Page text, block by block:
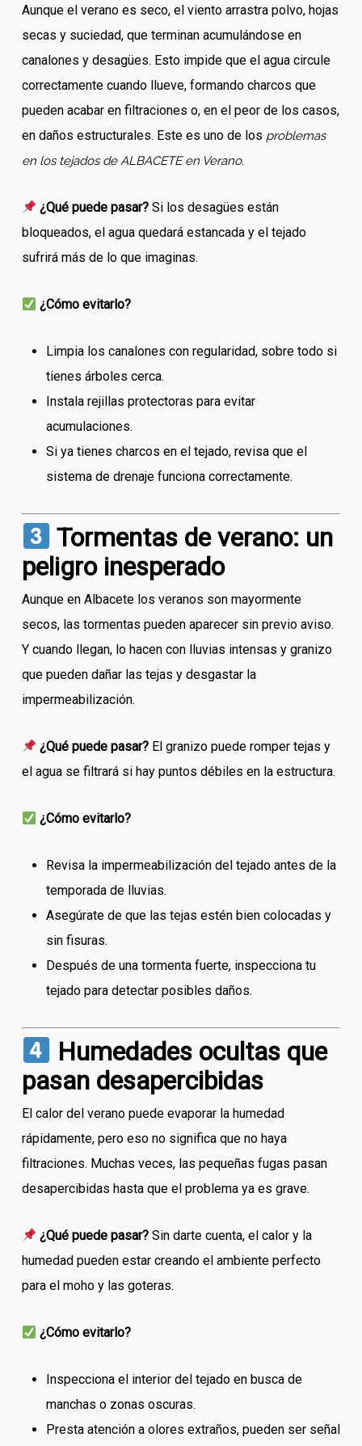
Aunque el verano es seco, el viento arrastra polvo, hojas
secas y suciedad, que terminan acumulándose en
canalones y desagües. Esto impide que el agua circule
correctamente cuando llueve, formando charcos que
pueden acabar en filtraciones o, en el peor de los casos,
en daños estructurales. Este es uno de los problemas
en los tejados de ALBACETE en Verano.
¿Qué puede pasar? Si los desagües están
bloqueados, el agua quedará estancada y el tejado
sufrirá más de lo que imaginas.
¿Cómo evitarlo?
Limpia los canalones con regularidad, sobre todo si
tienes árboles cerca.
Instala rejillas protectoras para evitar
acumulaciones.
Si ya tienes charcos en el tejado, revisa que el
sistema de drenaje funciona correctamente.
Tormentas de verano: un
peligro inesperado
Aunque en Albacete los veranos son mayormente
secos, las tormentas pueden aparecer sin previo aviso.
Y cuando llegan, lo hacen con lluvias intensas y granizo
que pueden dañar las tejas y desgastar la
impermeabilización.
¿Qué puede pasar? El granizo puede romper tejas y
el agua se filtrará si hay puntos débiles en la estructura.
¿Cómo evitarlo?
Revisa la impermeabilización del tejado antes de la
temporada de lluvias.
Asegúrate de que las tejas estén bien colocadas y
sin fisuras.
Después de una tormenta fuerte, inspecciona tu
tejado para detectar posibles daños.
Humedades ocultas que
pasan desapercibidas
El calor del verano puede evaporar la humedad
rápidamente, pero eso no significa que no haya
filtraciones. Muchas veces, las pequeñas fugas pasan
desapercibidas hasta que el problema ya es grave.
¿Qué puede pasar? Sin darte cuenta, el calor y la
humedad pueden estar creando el ambiente perfecto
para el moho y las goteras.
¿Cómo evitarlo?
Inspecciona el interior del tejado en busca de
manchas o zonas oscuras.
Presta atención a olores extraños, pueden ser señal